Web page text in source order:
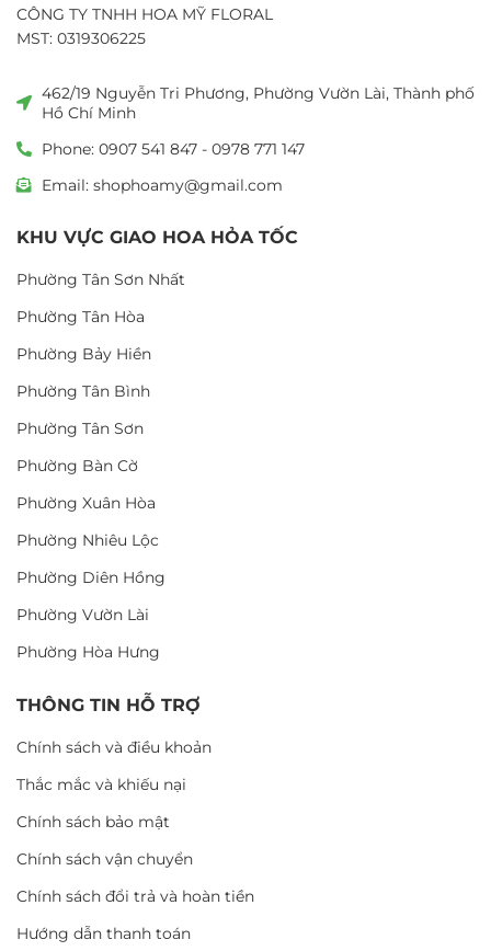
CÔNG TY TNHH HOA MỸ FLORAL
MST: 0319306225
462/19 Nguyễn Tri Phương, Phường Vườn Lài, Thành phố
Hồ Chí Minh
Phone: 0907 541 847 - 0978 771 147
Email: shophoamy@gmail.com
KHU VỰC GIAO HOA HỎA TỐC
Phường Tân Sơn Nhất
Phường Tân Hòa
Phường Bảy Hiền
Phường Tân Bình
Phường Tân Sơn
Phường Bàn Cờ
Phường Xuân Hòa
Phường Nhiêu Lộc
Phường Diên Hồng
Phường Vườn Lài
Phường Hòa Hưng
THÔNG TIN HỖ TRỢ
Chính sách và điều khoản
Thắc mắc và khiếu nại
Chính sách bảo mật
Chính sách vận chuyển
Chính sách đổi trả và hoàn tiền
Hướng dẫn thanh toán